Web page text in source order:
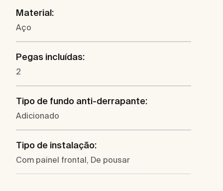
Material:
Aço
Pegas incluídas:
2
Tipo de fundo anti-derrapante:
Adicionado
Tipo de instalação:
Com painel frontal, De pousar